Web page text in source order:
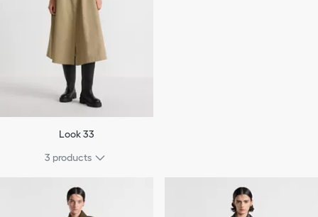
Look 33
3 products